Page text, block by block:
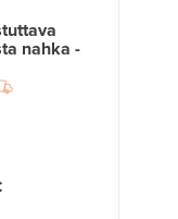
nahka -